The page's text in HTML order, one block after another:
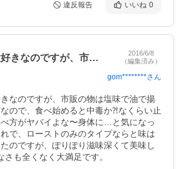
違反報告 いいね 0
かぼちゃの種大好きなのですが、市販の物…
2016/6/8
（編集済み）
gom********さん
なのですが、市販の物は塩味で油で揚
ので、食べ始めると中毒か⁈なくらい止
方がヤバイよな〜身体に…と気になっ
で、ローストのみのタイプならと味は
のですが、ぽりぽり滋味深くて美味し
さも全くなく大満足です。